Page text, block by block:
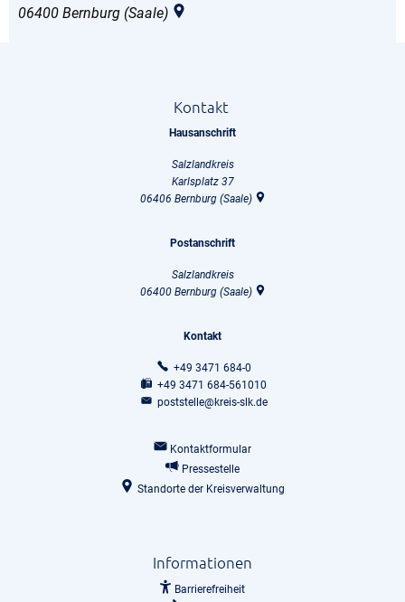
06400 Bernburg (Saale)
Kontakt
Hausanschrift
Salzlandkreis
Karlsplatz 37
06406 Bernburg (Saale)
Postanschrift
Salzlandkreis
06400 Bernburg (Saale)
Kontakt
+49 3471 684-0
+49 3471 684-561010
poststelle@kreis-slk.de
Kontaktformular
Pressestelle
Standorte der Kreisverwaltung
Informationen
Barrierefreiheit